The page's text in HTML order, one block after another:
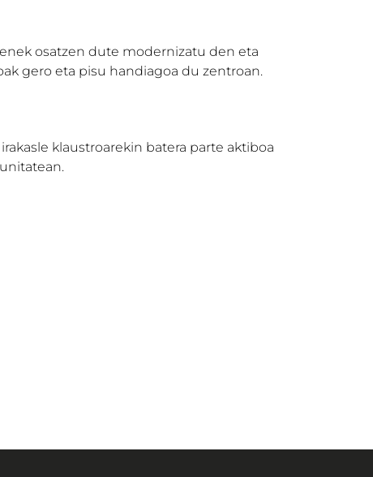
osatzen dute modernizatu den eta
gero eta pisu handiagoa du zentroan.
klaustroarekin batera parte aktiboa